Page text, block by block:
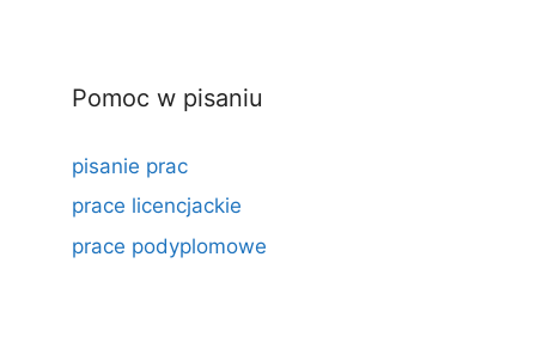
Pomoc w pisaniu
pisanie prac
prace licencjackie
prace podyplomowe